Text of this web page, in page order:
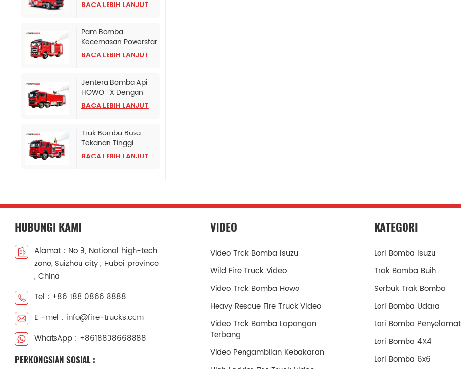
Lori
BACA LEBIH LANJUT
Pam Bomba
Kecemasan Powerstar
Isuzu 240 HP
BACA LEBIH LANJUT
Jentera Bomba Api
HOWO TX Dengan
Pam Bomba CB10/120
BACA LEBIH LANJUT
Trak Bomba Busa
Tekanan Tinggi
HOWO
BACA LEBIH LANJUT
HUBUNGI KAMI
Alamat : No 9, National high-tech
zone, Suizhou city , Hubei province
, China
Tel : +86 188 0866 8888
E -mel : info@fire-trucks.com
WhatsApp : +8618808668888
PERKONGSIAN SOSIAL :
VIDEO
Video Trak Bomba Isuzu
Wild Fire Truck Video
Video Trak Bomba Howo
Heavy Rescue Fire Truck Video
Video Trak Bomba Lapangan
Terbang
Video Pengambilan Kebakaran
KATEGORI
Lori Bomba Isuzu
Trak Bomba Buih
Serbuk Trak Bomba
Lori Bomba Udara
Lori Bomba Penyelamat
Lori Bomba 4X4
Lori Bomba 6x6